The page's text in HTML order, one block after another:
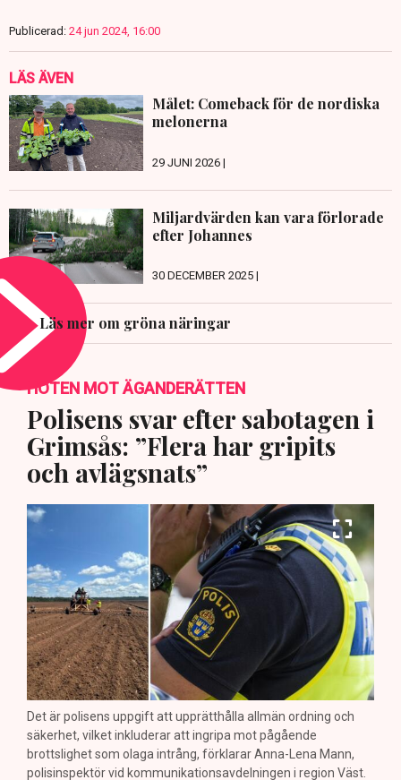
Publicerad: 24 jun 2024, 16:00
LÄS ÄVEN
Målet: Comeback för de nordiska
melonerna
29 JUNI 2026 |
Miljardvärden kan vara förlorade
efter Johannes
30 DECEMBER 2025 |
Läs mer om gröna näringar
HOTEN MOT ÄGANDERÄTTEN
Polisens svar efter sabotagen i
Grimsås: ”Flera har gripits
och avlägsnats”
Det är polisens uppgift att upprätthålla allmän ordning och
säkerhet, vilket inkluderar att ingripa mot pågående
brottslighet som olaga intrång, förklarar Anna-Lena Mann,
polisinspektör vid kommunikationsavdelningen i region Väst.